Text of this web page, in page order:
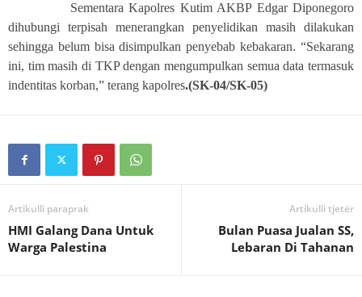
Sementara Kapolres Kutim AKBP Edgar Diponegoro
dihubungi terpisah menerangkan penyelidikan masih dilakukan
sehingga belum bisa disimpulkan penyebab kebakaran. “Sekarang
ini, tim masih di TKP dengan mengumpulkan semua data termasuk
indentitas korban,” terang kapolres.(SK-04/SK-05)
Artikulli paraprak
HMI Galang Dana Untuk
Warga Palestina
Artikulli tjetër
Bulan Puasa Jualan SS,
Lebaran Di Tahanan